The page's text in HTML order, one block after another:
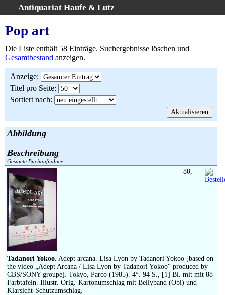
Antiquariat Haufe & Lutz
Home
Gesamtbestand
Kategorien
Schlagwörter
Suchergebnisse
AGB
Widerruf
Über uns
Aktuelle Kataloge
Kontakt
Ankauf
Links
Impressum
Pop art
Die Liste enthält 58 Einträge. Suchergebnisse löschen und
Gesamtbestand anzeigen.
Anzeige:
Titel pro Seite:
Sortiert nach:
Abbildung
Beschreibung
Gesamte Buchaufnahme
Tadanori Yokoo. Adept arcana. Lisa Lyon by Tadanori Yokoo [based on
the video „Adept Arcana / Lisa Lyon by Tadanori Yokoo“ produced by
CBS/SONY groupe]. Tokyo, Parco (1985). 4°. 94 S., [1] Bl. mit mit 88
Farbtafeln. Illustr. Orig.-Kartonumschlag mit Bellyband (Obi) und
Klarsicht-Schutzumschlag.
80,--